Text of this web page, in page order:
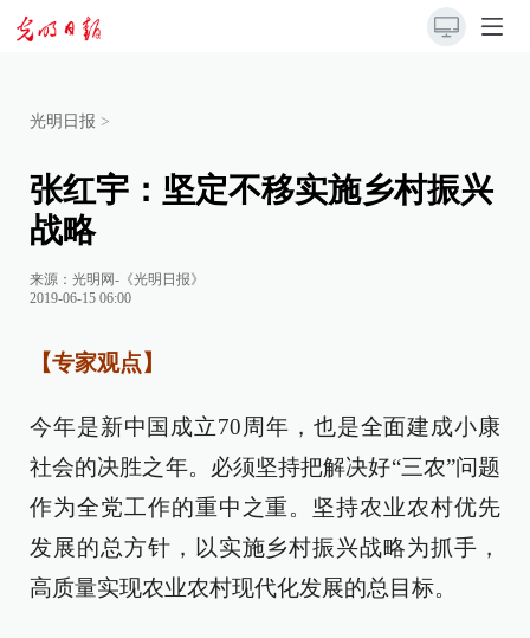
光明日报 >
张红宇：坚定不移实施乡村振兴
战略
来源： 光明网-《光明日报》
2019-06-15 06:00
【专家观点】
今年是新中国成立70周年，也是全面建成小康
社会的决胜之年。必须坚持把解决好“三农”问题
作为全党工作的重中之重。坚持农业农村优先
发展的总方针，以实施乡村振兴战略为抓手，
高质量实现农业农村现代化发展的总目标。